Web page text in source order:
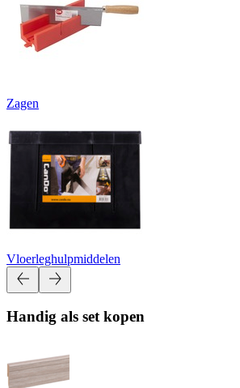
Zagen
Vloerleghulpmiddelen
Handig als set kopen